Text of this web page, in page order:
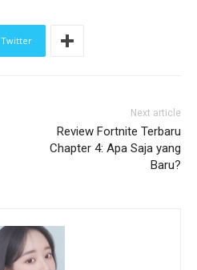
Twitter
Next article
Review Fortnite Terbaru
Chapter 4: Apa Saja yang
Baru?